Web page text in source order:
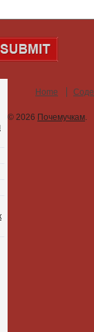
Home
© 2026 Почемучкам.